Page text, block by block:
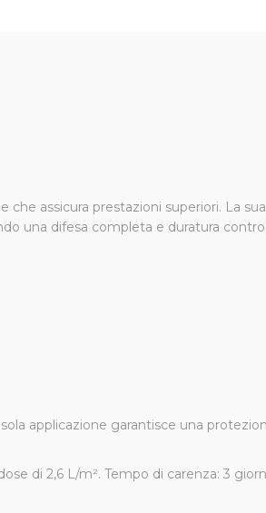
apparato boccale pungente-
ornamentali, combina un’azione
assicura prestazioni superiori. La
una difesa completa e duratura contro
applicazione garantisce una
di 2,6 L/m². Tempo di carenza: 3